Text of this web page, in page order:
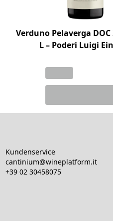
Verduno Pelaverga DOC
L – Poderi Luigi
Kundenservice
cantinium@wineplatform.it
+39 02 30458075